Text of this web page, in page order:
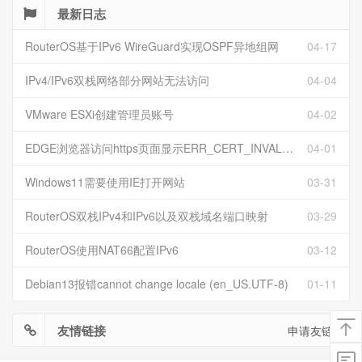
最新日志
04-17
RouterOS基于IPv6 WireGuard实现OSPF异地组网
04-04
IPv4/IPv6双栈网络部分网站无法访问
04-02
VMware ESXi创建管理员账号
04-01
EDGE浏览器访问https页面显示ERR_CERT_INVALID且无法跳过继续访问
03-31
Windows11需要使用IE打开网站
03-29
RouterOS双栈IPv4和IPv6以及双栈域名端口映射
03-12
RouterOS使用NAT66配置IPv6
01-11
Debian13报错cannot change locale (en_US.UTF-8)
友情链接 申请友链